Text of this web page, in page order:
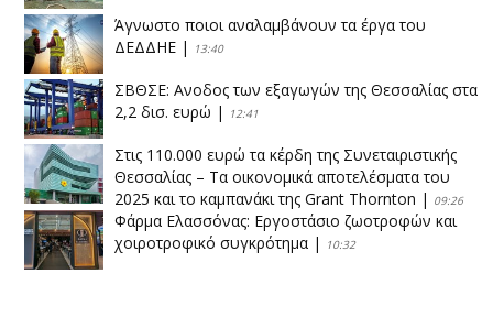
Άγνωστο ποιοι αναλαμβάνουν τα έργα του
ΔΕΔΔΗΕ | 13:40
ΣΒΘΣΕ: Aνοδος των εξαγωγών της Θεσσαλίας στα
2,2 δισ. ευρώ | 12:41
Στις 110.000 ευρώ τα κέρδη της Συνεταιριστικής
Θεσσαλίας – Τα οικονομικά αποτελέσματα του
2025 και το καμπανάκι της Grant Thornton | 09:26
Φάρμα Ελασσόνας: Εργοστάσιο ζωοτροφών και
χοιροτροφικό συγκρότημα | 10:32